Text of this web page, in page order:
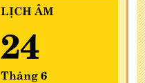
LỊCH ÂM
24
Tháng 6